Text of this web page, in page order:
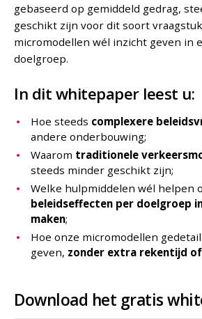
gebaseerd op gemiddeld gedrag,
geschikt zijn voor dit soort
micromodellen wél inzicht geven in
doelgroep.
In dit whitepaper leest u:
Hoe steeds complexere
andere onderbouwing;
Waarom traditionele
steeds minder geschikt zijn;
Welke hulpmiddelen wél helpen
beleidseffecten per doelgroep
maken;
Hoe onze micromodellen
geven, zonder extra rekentijd
Download het gratis